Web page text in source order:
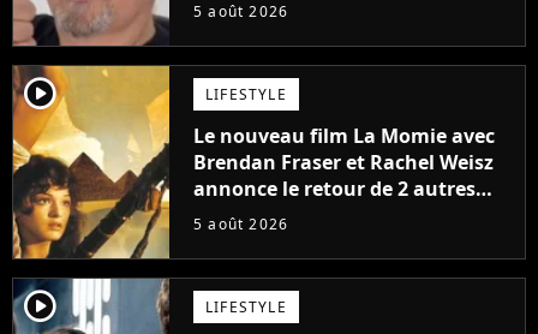
5 août 2026
player2 LIFESTYLE
Le nouveau film La Momie avec
Brendan Fraser et Rachel Weisz
annonce le retour de 2 autres
personnages emblématiques de
5 août 2026
player2 LIFESTYLE